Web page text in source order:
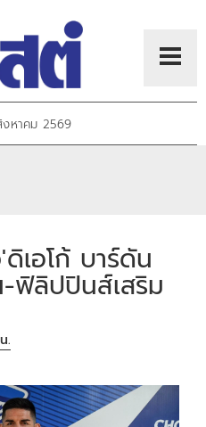
หาคม 2569
เอโก้ บาร์ดัน
ฟิลิปปินส์เสริม
.